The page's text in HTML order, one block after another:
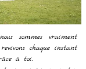
sommes vraiment
chaque instant
à toi.